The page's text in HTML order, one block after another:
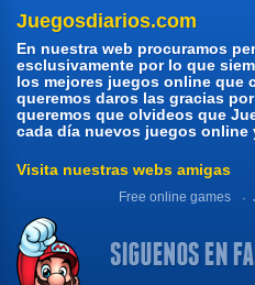
Juegosdiarios.com
En nuestra web procuramos
esclusivamente por lo que
los mejores juegos online que
queremos daros las gracias
queremos que olvideos que
cada día nuevos juegos online
Visita nuestras webs amigas
Free online games